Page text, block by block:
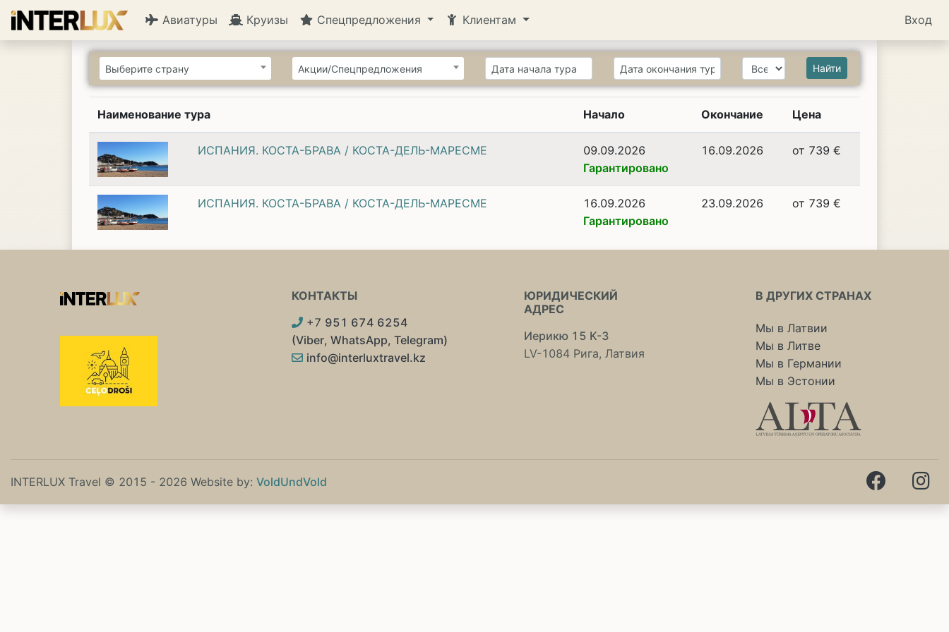
Авиатуры Круизы Спецпредложения Клиентам Вход
Выберите страну Акции/Спецпредложения Найти
Наименование тура Начало Окончание Цена
ИСПАНИЯ. КОСТА-БРАВА / КОСТА-ДЕЛЬ-МАРЕСМЕ
09.09.2026
Гарантировано
16.09.2026 от 739 €
ИСПАНИЯ. КОСТА-БРАВА / КОСТА-ДЕЛЬ-МАРЕСМЕ
16.09.2026
Гарантировано
23.09.2026 от 739 €
КОНТАКТЫ
+7 951 674 6254
(Viber, WhatsApp, Telegram)
info@interluxtravel.kz
ЮРИДИЧЕСКИЙ
АДРЕС
Иерикю 15 K-3
LV-1084 Рига, Латвия
В ДРУГИХ СТРАНАХ
Мы в Латвии
Мы в Литве
Мы в Германии
Мы в Эстонии
INTERLUX Travel © 2015 - 2026 Website by: VoldUndVold